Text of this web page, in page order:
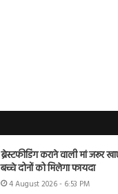
ब्रेस्टफीडिंग कराने वाली मां जरूर
बच्चे दोनों को मिलेगा फायदा
4 August 2026 - 6:53 PM